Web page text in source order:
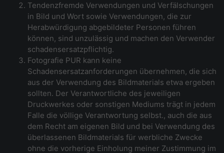
Tendenzfremde Verwendungen und Verfälschungen
in Bild und Wort sowie Verwendungen, die zur
Herabwürdigung abgebildeter Personen führen
können, sind unzulässig und machen den Verwender
schadensersatzpflichtig.
Fotografie PUR kann keine
Schadensersatzanforderungen übernehmen, die sich
aus der Verwendung des Bildmaterials etwa ergeben
sollten. Der Verantwortliche des jeweiligen
Druckwerkes oder sonstigen Mediums trägt in jedem
Falle die völlige Verantwortung selbst., auch die aus
dem Recht am eigenen Bild und bei Verwendung des
überlassenen Bildmaterials für werbliche Zwecke
ohne die vorherige Einholung meiner Zustimmung im